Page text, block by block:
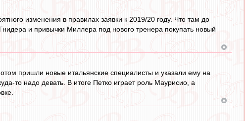
изменения в правилах заявки к 2019/20 году. Что там до
и привычки Миллера под нового тренера покупать новый
пришли новые итальянские специалисты и указали ему на
то надо девать. В итоге Петко играет роль Маурисио, а